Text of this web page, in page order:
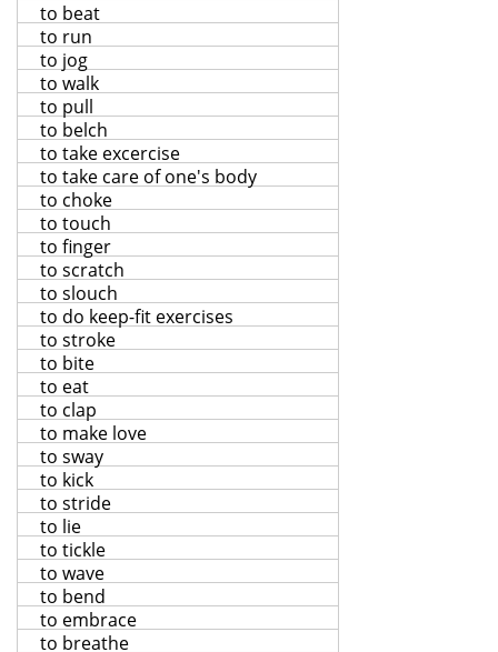
to beat
to run
to jog
to walk
to pull
to belch
to take excercise
to take care of one's body
to choke
to touch
to finger
to scratch
to slouch
to do keep-fit exercises
to stroke
to bite
to eat
to clap
to make love
to sway
to kick
to stride
to lie
to tickle
to wave
to bend
to embrace
to breathe